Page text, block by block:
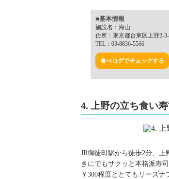
■基本情報
施設名：海山
住所：東京都台東区上野2-
TEL：03-8836-5566
食べログでチェックする
4. 上野の立ち食い
JR御徒町駅から徒歩2分、
きにでもサクッと本格派寿
￥300程度ととてもリーズ